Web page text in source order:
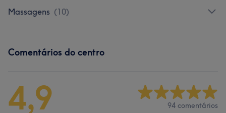
Massagens (10)
Comentários do centro
4,9 94 comentários